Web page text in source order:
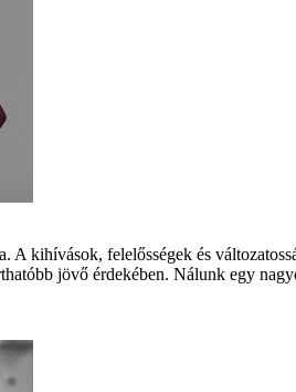
A kihívások, felelősségek és
jövő érdekében. Nálunk egy